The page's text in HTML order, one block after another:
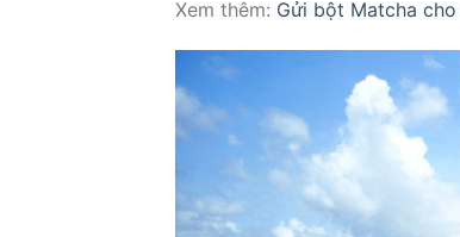
Xem thêm: Gửi bột Matcha